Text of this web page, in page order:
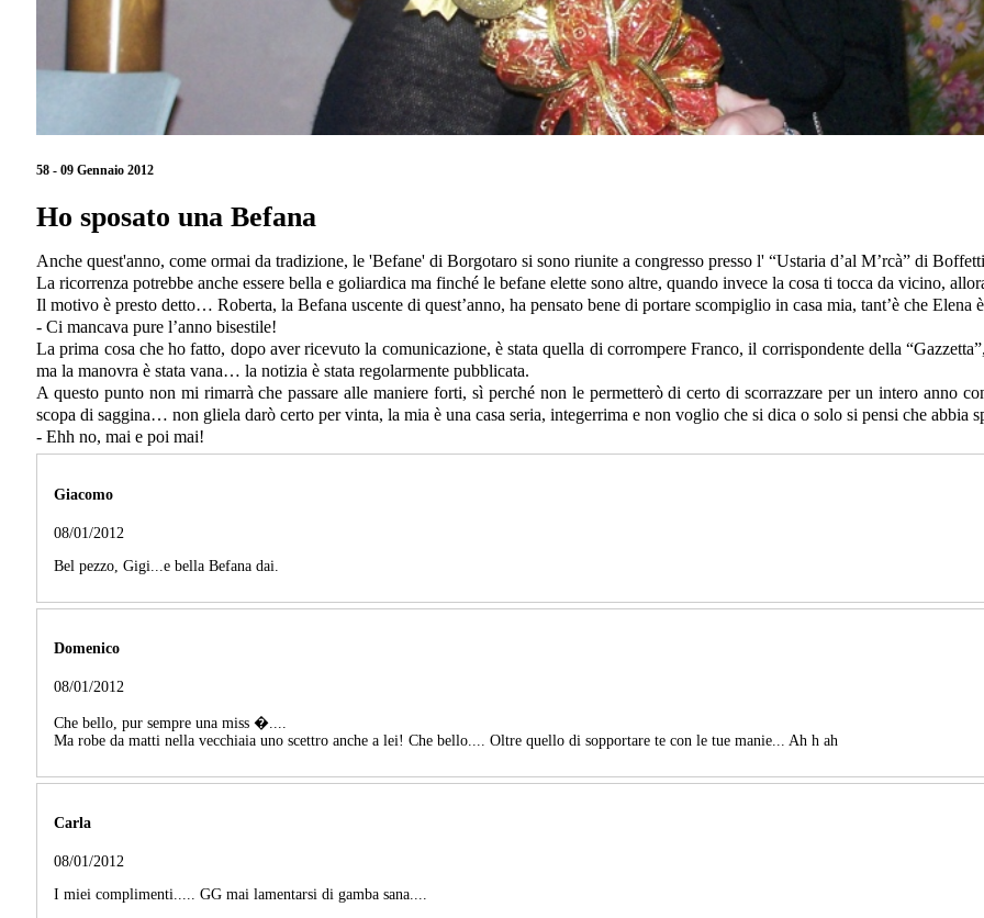
58 - 09 Gennaio 2012
Ho sposato una Befana
Anche quest'anno, come ormai da tradizione, le 'Befane' di Borgotaro si sono riunite a congresso presso l' “Ustaria d’al M’rcà” di
La ricorrenza potrebbe anche essere bella e goliardica ma finché le befane elette sono altre, quando invece la cosa ti tocca da vicino,
Il motivo è presto detto… Roberta, la Befana uscente di quest’anno, ha pensato bene di portare scompiglio in casa mia, tant’è che
- Ci mancava pure l’anno bisestile!
La prima cosa che ho fatto, dopo aver ricevuto la comunicazione, è stata quella di corrompere Franco, il corrispondente della
ma la manovra è stata vana… la notizia è stata regolarmente pubblicata.
A questo punto non mi rimarrà che passare alle maniere forti, sì perché non le permetterò di certo di scorrazzare per un intero anno
scopa di saggina… non gliela darò certo per vinta, la mia è una casa seria, integerrima e non voglio che si dica o solo si pensi che abbia
- Ehh no, mai e poi mai!
Giacomo
08/01/2012
Bel pezzo, Gigi...e bella Befana dai.
Domenico
08/01/2012
Che bello, pur sempre una miss �....
Ma robe da matti nella vecchiaia uno scettro anche a lei! Che bello.... Oltre quello di sopportare te con le tue manie... Ah h ah
Carla
08/01/2012
I miei complimenti..... GG mai lamentarsi di gamba sana....